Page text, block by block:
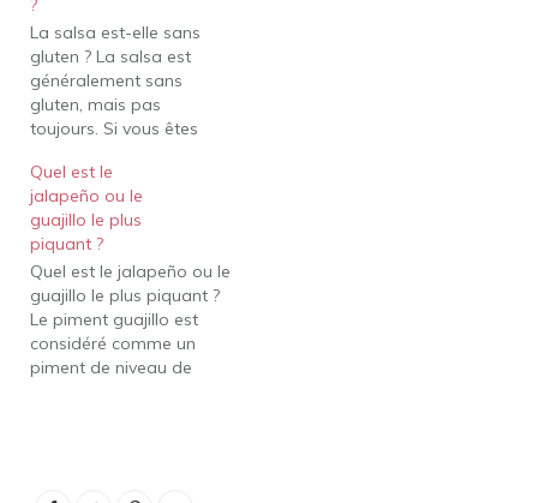
fraîcheur ainsi que de la
texture, et la salsa est
pleine de chaleur sans
être…
?
La salsa est-elle sans
gluten ? La salsa est
généralement sans
gluten, mais pas
toujours. Si vous êtes
gluten, sachez que
certaines salsas utilisent
du vinaigre blanc qui
peut être distillé à partir
de blé et contient donc
de petites quantités de
gluten. La salsa Garden
Fresh…
Quel est le
jalapeño ou le
guajillo le plus
piquant ?
Quel est le jalapeño ou le
guajillo le plus piquant ?
Le piment guajillo est
considéré comme un
piment de niveau de